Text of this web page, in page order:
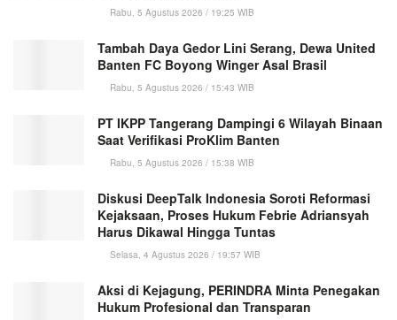
Rabu, 5 Agustus 2026 / 19:25 WIB
Tambah Daya Gedor Lini Serang, Dewa United
Banten FC Boyong Winger Asal Brasil
Rabu, 5 Agustus 2026 / 15:43 WIB
PT IKPP Tangerang Dampingi 6 Wilayah Binaan
Saat Verifikasi ProKlim Banten
Rabu, 5 Agustus 2026 / 15:38 WIB
Diskusi DeepTalk Indonesia Soroti Reformasi
Kejaksaan, Proses Hukum Febrie Adriansyah
Harus Dikawal Hingga Tuntas
Selasa, 4 Agustus 2026 / 19:57 WIB
Aksi di Kejagung, PERINDRA Minta Penegakan
Hukum Profesional dan Transparan